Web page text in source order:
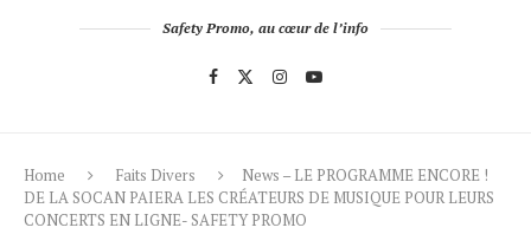
Safety Promo, au cœur de l’info
Home Faits Divers
News – LE PROGRAMME ENCORE !
DE LA SOCAN PAIERA LES CRÉATEURS DE MUSIQUE POUR LEURS
CONCERTS EN LIGNE- SAFETY PROMO